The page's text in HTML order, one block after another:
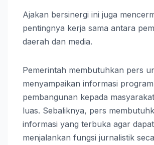
Ajakan bersinergi ini juga
pentingnya kerja sama antara
daerah dan media.
Pemerintah membutuhkan pers
menyampaikan informasi program
pembangunan kepada
luas. Sebaliknya, pers
informasi yang terbuka agar dapat
menjalankan fungsi jurnalistik